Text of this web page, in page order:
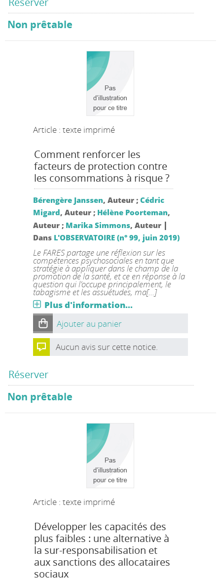
Non prêtable
Article : texte imprimé
Comment renforcer les
facteurs de protection contre
les consommations à risque ?
Bérengère Janssen, Auteur ;Cédric
Migard, Auteur ; Hélène Poorteman,
Auteur ; Marika Simmons, Auteur |
Dans L'OBSERVATOIRE (n° 99, juin 2019)
Le FARES partage une réflexion sur les
compétences psychosociales en tant que
stratégie à appliquer dans le champ de la
promotion de la santé, et ce en réponse à la
question qui l’occupe principalement, le
tabagisme et les assuétudes, ma[...]
Plus d'information...
Ajouter au panier
Aucun avis sur cette notice.
Réserver
Non prêtable
Article : texte imprimé
Développer les capacités des
plus faibles : une alternative à
la sur-responsabilisation et
aux sanctions des allocataires
sociaux